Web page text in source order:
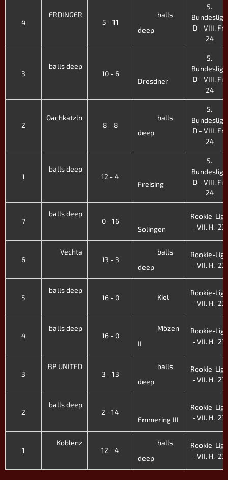
4
ERDINGER
5 - 11
balls
deep
5.
Bundesliga
D - VIII. Fr.
'24
3
balls deep
10 - 6
Dresdner
5.
Bundesliga
D - VIII. Fr.
'24
2
Oachkatzln
8 - 8
balls
deep
5.
Bundesliga
D - VIII. Fr.
'24
1
balls deep
12 - 4
Freising
5.
Bundesliga
D - VIII. Fr.
'24
7
balls deep
0 - 16
Solingen
Rookie-Liga
- VII. H. '23
6
Vechta
13 - 3
balls
deep
Rookie-Liga
- VII. H. '23
5
balls deep
16 - 0
Kiel
Rookie-Liga
- VII. H. '23
4
balls deep
16 - 0
Mözen
II
Rookie-Liga
- VII. H. '23
3
BP UNITED
3 - 13
balls
deep
Rookie-Liga
- VII. H. '23
2
balls deep
2 - 14
Emmering III
Rookie-Liga
- VII. H. '23
1
Koblenz
12 - 4
balls
deep
Rookie-Liga
- VII. H. '23